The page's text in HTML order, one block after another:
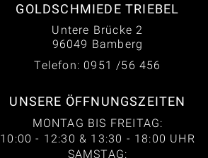
GOLDSCHMIEDE TRIEBEL
Untere Brücke 2
96049 Bamberg
Telefon: 0951 /56 456
UNSERE ÖFFNUNGSZEITEN
MONTAG BIS FREITAG:
10:00 - 12:30 & 13:30 - 18:00 UHR
SAMSTAG: